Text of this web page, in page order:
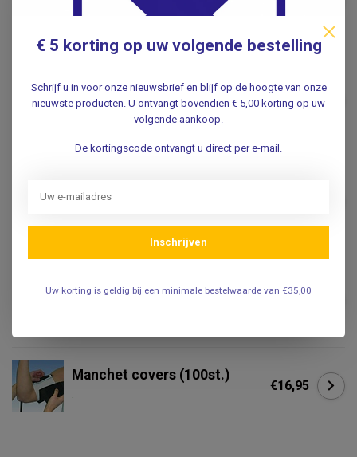
bloeddrukmeter
Omron Bovenarm manchet -
Omron M+L 22-42cm
€39,95
Omron HBP 1120-E en HBP
Omron Omron Comfort
Manchet covers (100st.)
.
€16,95
€ 5 korting op uw volgende bestelling
Schrijf u in voor onze nieuwsbrief en blijf op de hoogte van onze
nieuwste producten. U ontvangt bovendien € 5,00 korting op uw
volgende aankoop.
De kortingscode ontvangt u direct per e-mail.
Inschrijven
Uw korting is geldig bij een minimale bestelwaarde van €35,00